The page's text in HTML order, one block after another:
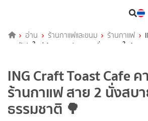
อ่าน ร้านกาแฟและขนม ร้านกาแฟ
คาเฟ่เปิดใหม่ ร้านกาแฟ สาย 2 นั่งสบาย ใกล้ชิดธ
ING Craft Toast Cafe ค
ร้านกาแฟ สาย 2 นั่งสบ
ธรรมชาติ 🌳